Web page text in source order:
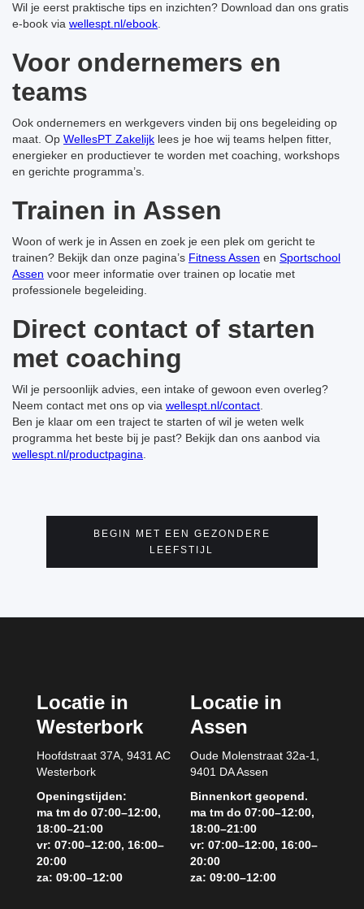
Wil je eerst praktische tips en inzichten? Download dan ons gratis
e-book via wellespt.nl/ebook.
Voor ondernemers en
teams
Ook ondernemers en werkgevers vinden bij ons begeleiding op
maat. Op WellesPT Zakelijk lees je hoe wij teams helpen fitter,
energieker en productiever te worden met coaching, workshops
en gerichte programma’s.
Trainen in Assen
Woon of werk je in Assen en zoek je een plek om gericht te
trainen? Bekijk dan onze pagina’s Fitness Assen en Sportschool
Assen voor meer informatie over trainen op locatie met
professionele begeleiding.
Direct contact of starten
met coaching
Wil je persoonlijk advies, een intake of gewoon even overleg?
Neem contact met ons op via wellespt.nl/contact.
Ben je klaar om een traject te starten of wil je weten welk
programma het beste bij je past? Bekijk dan ons aanbod via
wellespt.nl/productpagina.
BEGIN MET EEN GEZONDERE
LEEFSTIJL
Locatie in
Westerbork
Hoofdstraat 37A, 9431 AC
Westerbork
Openingstijden:
ma tm do 07:00–12:00,
18:00–21:00
vr: 07:00–12:00, 16:00–
20:00
za: 09:00–12:00
Locatie in
Assen
Oude Molenstraat 32a-1,
9401 DA Assen
Binnenkort geopend.
ma tm do 07:00–12:00,
18:00–21:00
vr: 07:00–12:00, 16:00–
20:00
za: 09:00–12:00